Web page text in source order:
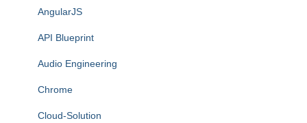
AngularJS
API Blueprint
Audio Engineering
Chrome
Cloud-Solution